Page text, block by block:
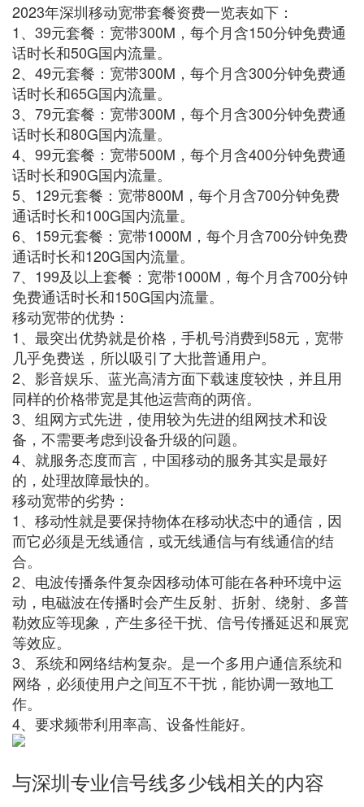
2023年深圳移动宽带套餐资费一览表如下：
1、39元套餐：宽带300M，每个月含150分钟免费通
话时长和50G国内流量。
2、49元套餐：宽带300M，每个月含300分钟免费通
话时长和65G国内流量。
3、79元套餐：宽带300M，每个月含300分钟免费通
话时长和80G国内流量。
4、99元套餐：宽带500M，每个月含400分钟免费通
话时长和90G国内流量。
5、129元套餐：宽带800M，每个月含700分钟免费
通话时长和100G国内流量。
6、159元套餐：宽带1000M，每个月含700分钟免费
通话时长和120G国内流量。
7、199及以上套餐：宽带1000M，每个月含700分钟
免费通话时长和150G国内流量。
移动宽带的优势：
1、最突出优势就是价格，手机号消费到58元，宽带
几乎免费送，所以吸引了大批普通用户。
2、影音娱乐、蓝光高清方面下载速度较快，并且用
同样的价格带宽是其他运营商的两倍。
3、组网方式先进，使用较为先进的组网技术和设
备，不需要考虑到设备升级的问题。
4、就服务态度而言，中国移动的服务其实是最好
的，处理故障最快的。
移动宽带的劣势：
1、移动性就是要保持物体在移动状态中的通信，因
而它必须是无线通信，或无线通信与有线通信的结
合。
2、电波传播条件复杂因移动体可能在各种环境中运
动，电磁波在传播时会产生反射、折射、绕射、多普
勒效应等现象，产生多径干扰、信号传播延迟和展宽
等效应。
3、系统和网络结构复杂。是一个多用户通信系统和
网络，必须使用户之间互不干扰，能协调一致地工
作。
4、要求频带利用率高、设备性能好。
与深圳专业信号线多少钱相关的内容